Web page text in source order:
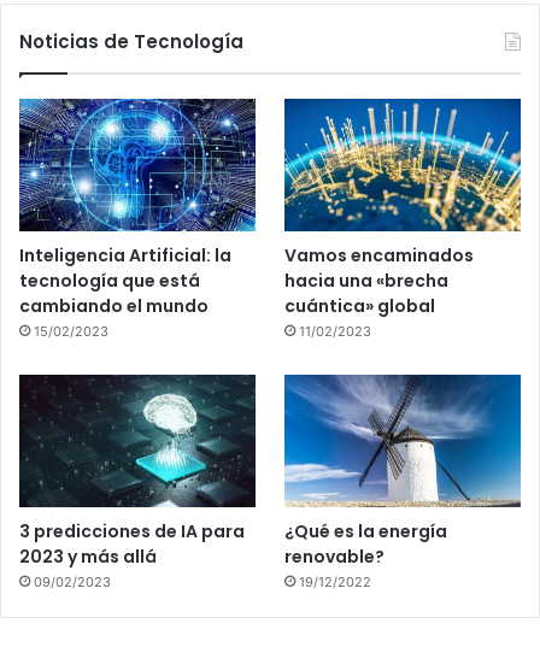
Noticias de Tecnología
Inteligencia Artificial: la
tecnología que está
cambiando el mundo
15/02/2023
Vamos encaminados
hacia una «brecha
cuántica» global
11/02/2023
3 predicciones de IA para
2023 y más allá
09/02/2023
¿Qué es la energía
renovable?
19/12/2022